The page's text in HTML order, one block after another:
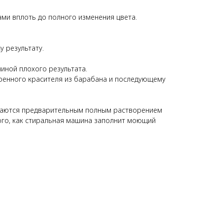
вплоть до полного изменения цвета.
плохого результата.
красителя из барабана и последующему
предварительным полным растворением
как стиральная машина заполнит моющий